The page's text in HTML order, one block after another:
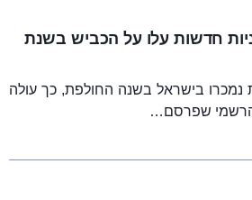
מכוניות חדשות עלו על הכביש בשנת
חדשות נמכרו בישראל בשנה החולפת, כך עולה
הרשמי שפרסם…